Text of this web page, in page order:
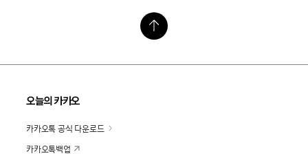
오늘의 카카오
카카오톡 공식 다운로드
카카오톡백업